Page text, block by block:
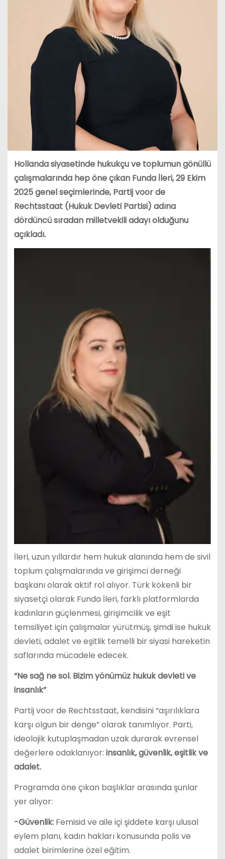
Hollanda siyasetinde hukukçu ve toplumun gönüllü
çalışmalarında hep öne çıkan Funda İleri, 29 Ekim
2025 genel seçimlerinde, Partij voor de
Rechtsstaat (Hukuk Devleti Partisi) adına
dördüncü sıradan milletvekili adayı olduğunu
açıkladı.
İleri, uzun yıllardır hem hukuk alanında hem de sivil
toplum çalışmalarında ve girişimci derneği
başkanı olarak aktif rol alıyor. Türk kökenli bir
siyasetçi olarak Funda İleri, farklı platformlarda
kadınların güçlenmesi, girişimcilik ve eşit
temsiliyet için çalışmalar yürütmüş, şimdi ise hukuk
devleti, adalet ve eşitlik temelli bir siyasi hareketin
saflarında mücadele edecek.
“Ne sağ ne sol. Bizim yönümüz hukuk devleti ve
insanlık”
Partij voor de Rechtsstaat, kendisini “aşırılıklara
karşı olgun bir denge” olarak tanımlıyor. Parti,
ideolojik kutuplaşmadan uzak durarak evrensel
değerlere odaklanıyor: insanlık, güvenlik, eşitlik ve
adalet.
Programda öne çıkan başlıklar arasında şunlar
yer alıyor:
-Güvenlik:Femisid ve aile içi şiddete karşı ulusal
eylem planı, kadın hakları konusunda polis ve
adalet birimlerine özel eğitim.